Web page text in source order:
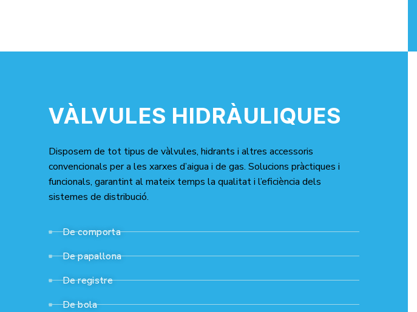
VÀLVULES HIDRÀULIQUES
De comporta
De papallona
De registre
De bola
Disposem de tot tipus de vàlvules, hidrants i altres accessoris
convencionals per a les xarxes d’aigua i de gas. Solucions pràctiques i
funcionals, garantint al mateix temps la qualitat i l’eficiència dels
sistemes de distribució.